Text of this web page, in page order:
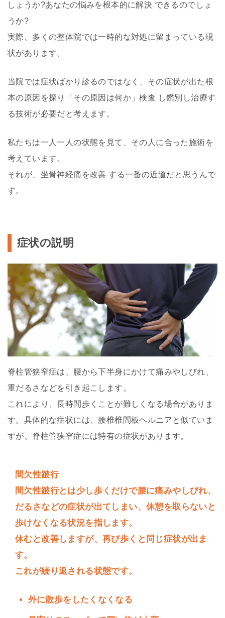
しょうか?あなたの悩みを根本的に解決 できるのでしょ
うか?
実際、多くの整体院では一時的な対処に留まっている現
状があります。
当院では症状ばかり診るのではなく、その症状が出た根
本の原因を探り「その原因は何か」検査 し鑑別し治療す
る技術が必要だと考えます。
私たちは一人一人の状態を見て、その人に合った施術を
考えています。
それが、坐骨神経痛を改善 する一番の近道だと思うんで
す。
症状の説明
脊柱管狭窄症は、腰から下半身にかけて痛みやしびれ、
重だるさなどを引き起こします。
これにより、長時間歩くことが難しくなる場合がありま
す。具体的な症状には、腰椎椎間板ヘルニアと似ていま
すが、脊柱管狭窄症には特有の症状があります。
間欠性跛行
間欠性跛行とは少し歩くだけで腰に痛みやしびれ、
だるさなどの症状が出てしまい、休憩を取らないと
歩けなくなる状況を指します。
休むと改善しますが、再び歩くと同じ症状が出ま
す。
これが繰り返される状態です。
外に散歩をしたくなくなる